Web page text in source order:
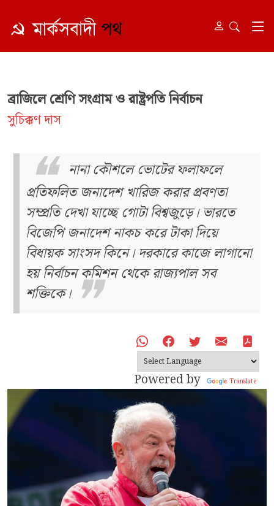
ব্রাজিলে শ্রেণি সংগ্রাম ও রাষ্ট্রপতি নির্বাচন
সুচিক্কণ দাস
নানা কৌশলে ভোটের ফলাফলে
প্রতিফলিত জনাদেশ খারিজ করার প্রবণতা
সম্প্রতি দেখা যাচ্ছে গোটা বিশ্বজুড়ে। ভারতে
বিজেপি জনাদেশ নাকচ করে টাকা দিয়ে
বিধায়ক সাংসদ কিনে। দরকারে কাজে লাগানো
হয় নির্বাচন কমিশন থেকে রাজ্যপাল সব
শক্তিকে।
Powered by Translate